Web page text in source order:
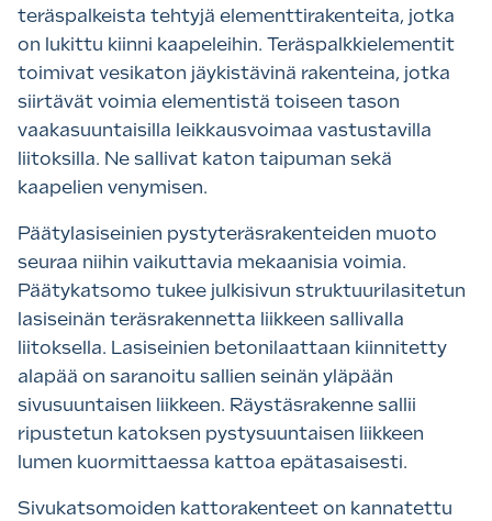
teräspalkeista tehtyjä elementtirakenteita, jotka
on lukittu kiinni kaapeleihin. Teräspalkkielementit
toimivat vesikaton jäykistävinä rakenteina, jotka
siirtävät voimia elementistä toiseen tason
vaakasuuntaisilla leikkausvoimaa vastustavilla
liitoksilla. Ne sallivat katon taipuman sekä
kaapelien venymisen.
Päätylasiseinien pystyteräsrakenteiden muoto
seuraa niihin vaikuttavia mekaanisia voimia.
Päätykatsomo tukee julkisivun struktuurilasitetun
lasiseinän teräsrakennetta liikkeen sallivalla
liitoksella. Lasiseinien betonilaattaan kiinnitetty
alapää on saranoitu sallien seinän yläpään
sivusuuntaisen liikkeen. Räystäsrakenne sallii
ripustetun katoksen pystysuuntaisen liikkeen
lumen kuormittaessa kattoa epätasaisesti.
Sivukatsomoiden kattorakenteet on kannatettu